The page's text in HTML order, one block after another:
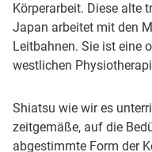
Körperarbeit. Diese alte
Japan arbeitet mit den
Leitbahnen. Sie ist eine
westlichen
Shiatsu wie wir es
zeitgemäße, auf die
abgestimmte Form der